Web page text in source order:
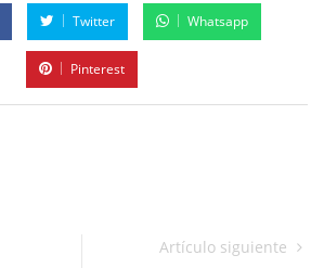
Twitter Whatsapp
Pinterest
Artículo siguiente